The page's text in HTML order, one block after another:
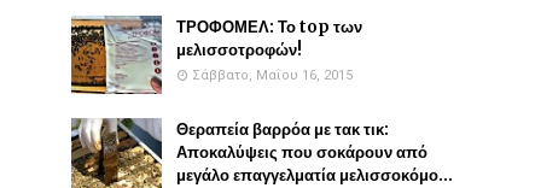
ΤΡΟΦΟΜΕΛ: Το top των
μελισσοτροφών!
Σάββατο, Μαΐου 16, 2015
Θεραπεία βαρρόα με τακ τικ:
Αποκαλύψεις που σοκάρουν από
μεγάλο επαγγελματία μελισσοκόμο...